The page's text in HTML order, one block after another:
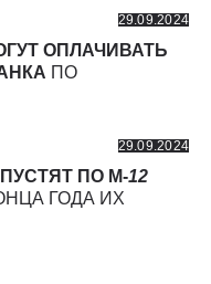
29.09.2024
ОПЛАЧИВАТЬ
ПО
29.09.2024
ПО М-12
ГОДА ИХ